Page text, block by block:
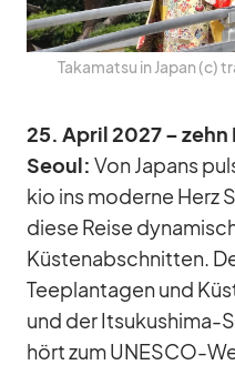
Takamatsu in Ja­pan (c)
25. April 2027 – zehn
Seoul: Von Ja­pans
kio ins mo­derne Herz
diese Reise
Küs­ten­ab­schnit­ten.
Tee­plan­ta­gen und
und der It­sukushima-
hört zum UNESCO-